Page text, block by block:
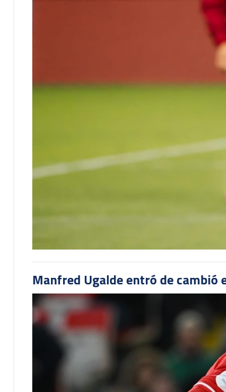
Manfred Ugalde entró de cambió